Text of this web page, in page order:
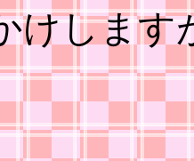
けします